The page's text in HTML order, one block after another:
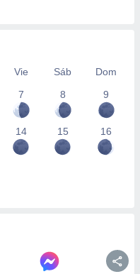
Vie Sáb
Dom
7 8 9
14 15 16